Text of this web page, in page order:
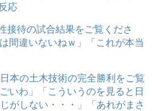
応
接待の試合結果をご覧くださ
間違いないねｗ」「これが本当
本の土木技術の完全勝利をご覧
いわ」「こういうのを見ると日
がしない・・・」「あれがまさ